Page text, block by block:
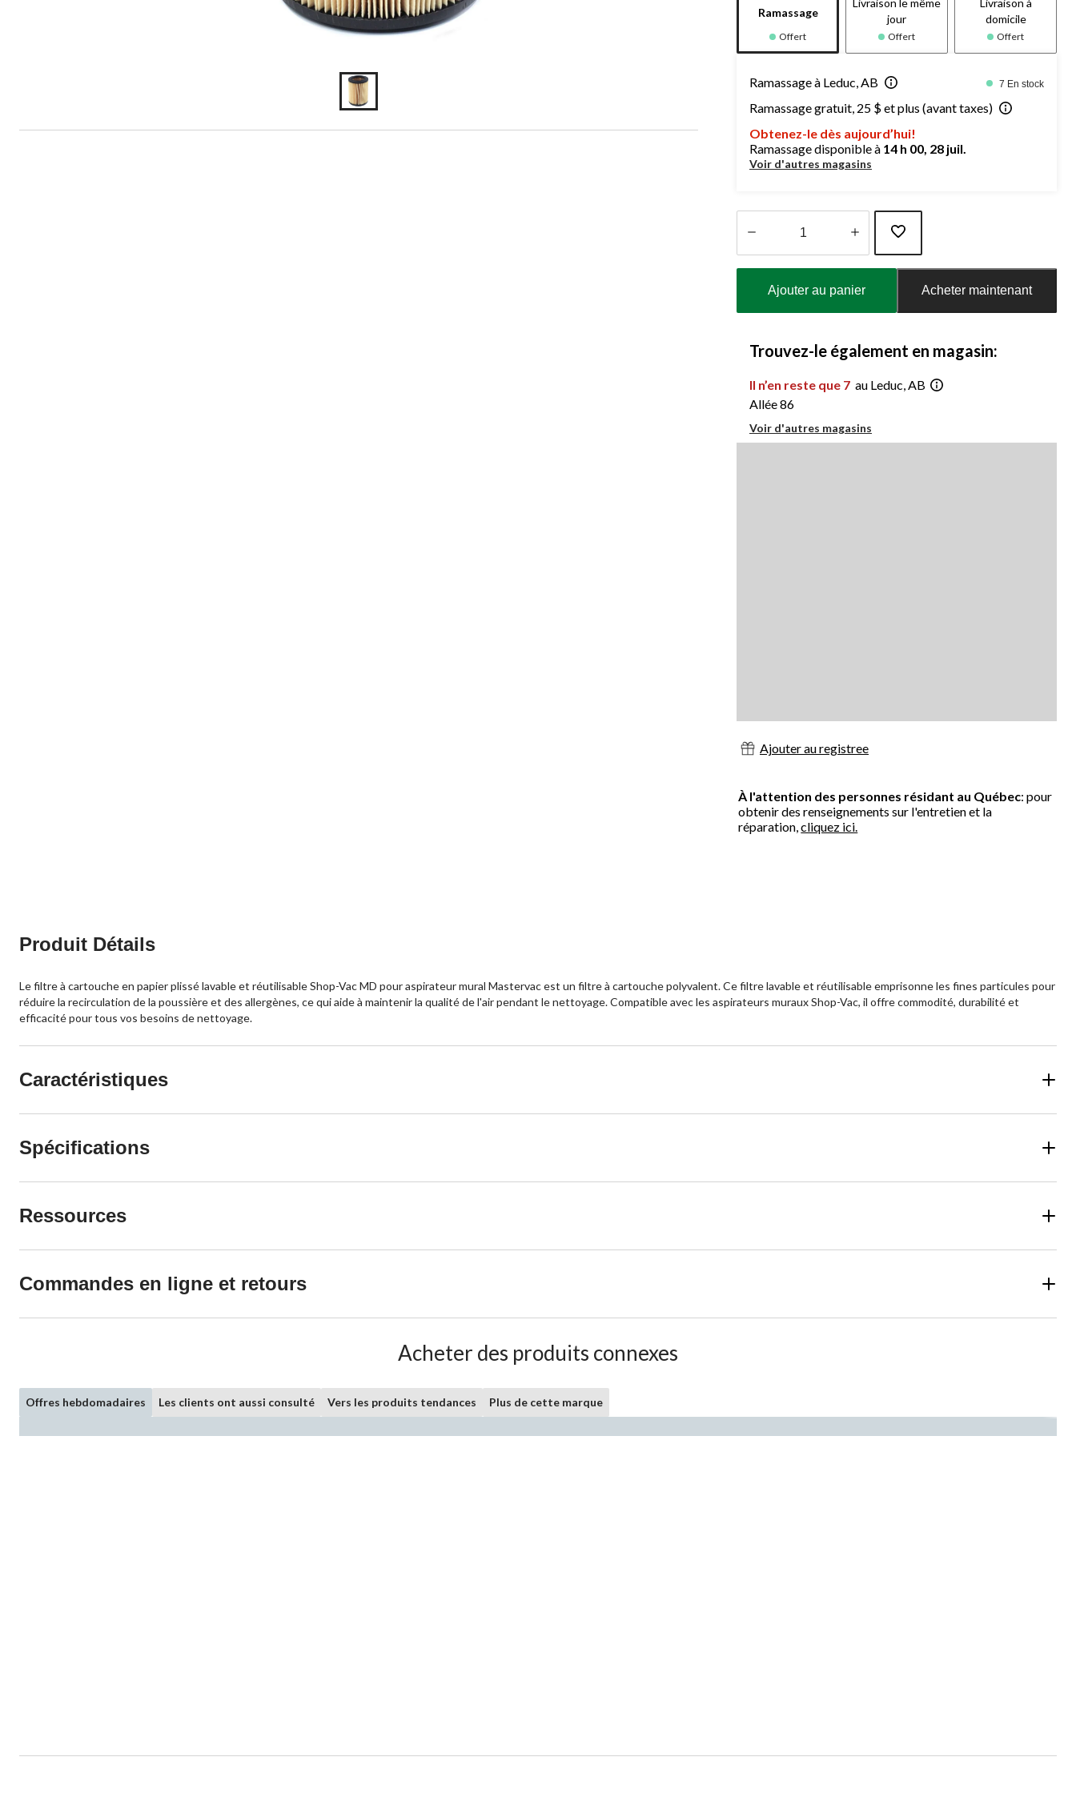
Ramassage
Offert
jour
Offert
domicile
Offert
Ramassage à Leduc, AB 7 En stock
Ramassage gratuit, 25 $ et plus (avant taxes)
Obtenez-le dès aujourd’hui!
Ramassage disponible à 14 h 00, 28 juil.
Voir d'autres magasins
Ajouter au panier Acheter maintenant
Trouvez-le également en magasin:
Il n’en reste que 7 au Leduc, AB
Allée 86
Voir d'autres magasins
Ajouter au registree
À l'attention des personnes résidant au Québec: pour
obtenir des renseignements sur l'entretien et la
réparation,cliquez ici.
Produit Détails
Le filtre à cartouche en papier plissé lavable et réutilisable Shop-Vac MD pour aspirateur mural Mastervac est un filtre à cartouche polyvalent. Ce filtre lavable et réutilisable emprisonne les fines particules pour
réduire la recirculation de la poussière et des allergènes, ce qui aide à maintenir la qualité de l'air pendant le nettoyage. Compatible avec les aspirateurs muraux Shop-Vac, il offre commodité, durabilité et
efficacité pour tous vos besoins de nettoyage.
Caractéristiques
Spécifications
Ressources
Commandes en ligne et retours
Acheter des produits connexes
Offres hebdomadaires Les clients ont aussi consulté Vers les produits tendances Plus de cette marque